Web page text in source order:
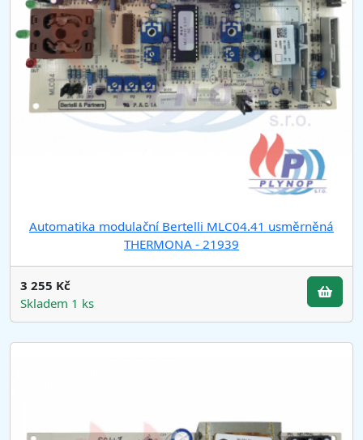
Automatika modulační Bertelli MLC04.41 usměrněná
THERMONA - 21939
3 255 Kč
Skladem 1 ks